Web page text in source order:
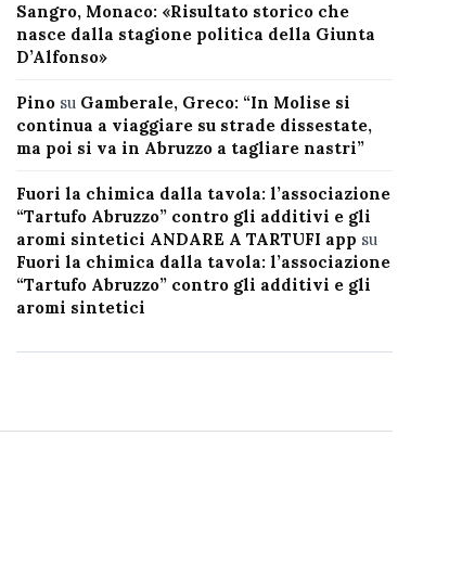
Sangro, Monaco: «Risultato storico che
nasce dalla stagione politica della Giunta
D’Alfonso»
Pinosu Gamberale, Greco: “In Molise si
continua a viaggiare su strade dissestate,
ma poi si va in Abruzzo a tagliare nastri”
Fuori la chimica dalla tavola: l’associazione
“Tartufo Abruzzo” contro gli additivi e gli
aromi sintetici ANDARE A TARTUFI app su
Fuori la chimica dalla tavola: l’associazione
“Tartufo Abruzzo” contro gli additivi e gli
aromi sintetici